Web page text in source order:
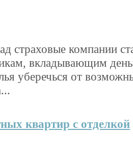
страховые компании
вкладывающим
уберечься от
квартир с отделкой